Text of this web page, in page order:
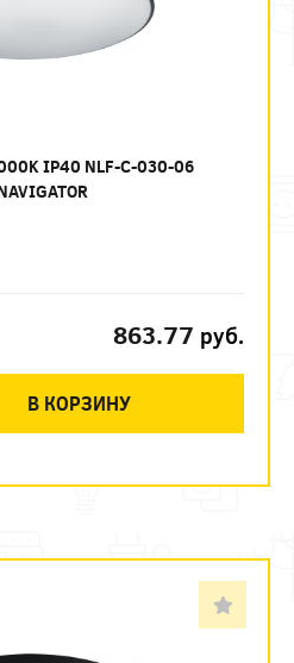
IP40 NLF-C-030-06
863.77 руб.
В КОРЗИНУ